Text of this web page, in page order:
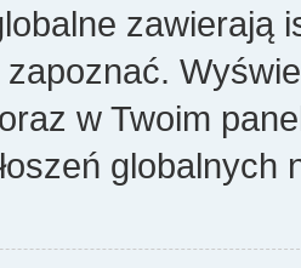
zapoznać.
w Twoim
globalnych